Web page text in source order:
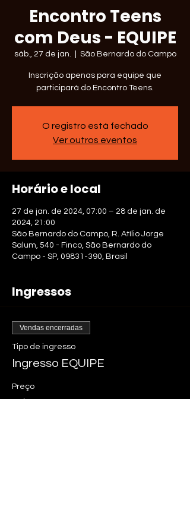
Encontro Teens
com Deus - EQUIPE
sáb., 27 de jan. São Bernardo do Campo
Inscrição apenas para equipe que
participará do Encontro Teens.
O registro está fechado
Ver outros eventos
Horário e local
27 de jan. de 2024, 07:00 – 28 de jan. de
2024, 21:00
São Bernardo do Campo, R. Atílio Jorge
Salum, 540 - Finco, São Bernardo do
Campo - SP, 09831-390, Brasil
Ingressos
Vendas encerradas
Tipo de ingresso
Ingresso EQUIPE
Preço